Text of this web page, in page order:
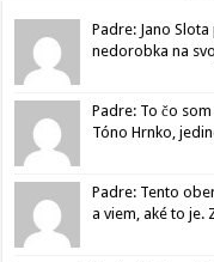
Padre: Jano
nedorobka na
Padre: To čo
Tóno Hrnko,
Padre: Tento
a viem, aké to je.